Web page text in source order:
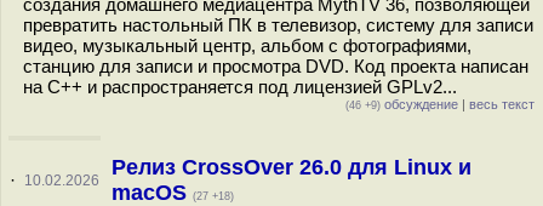
создания домашнего медиацентра MythTV 36, позволяющей
превратить настольный ПК в телевизор, систему для записи
видео, музыкальный центр, альбом с фотографиями,
станцию для записи и просмотра DVD. Код проекта написан
на С++ и распространяется под лицензией GPLv2...
(46 +9) обсуждение | весь текст
· 10.02.2026
Релиз CrossOver 26.0 для Linux и
macOS (27 +18)